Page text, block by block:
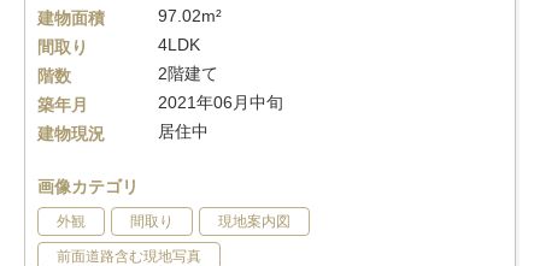
建物面積
97.02m²
間取り
4LDK
階数
2階建て
築年月
2021年06月中旬
建物現況
居住中
画像カテゴリ
外観 間取り 現地案内図
前面道路含む現地写真